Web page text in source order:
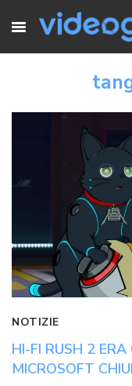
NOTIZIE
HI-FI RUSH 2
MICROSOFT